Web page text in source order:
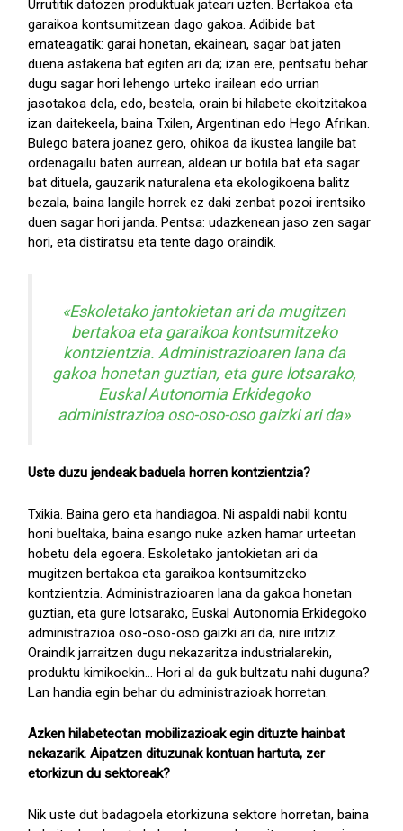
Urrutitik datozen produktuak jateari uzten. Bertakoa eta
garaikoa kontsumitzean dago gakoa. Adibide bat
emateagatik: garai honetan, ekainean, sagar bat jaten
duena astakeria bat egiten ari da; izan ere, pentsatu behar
dugu sagar hori lehengo urteko irailean edo urrian
jasotakoa dela, edo, bestela, orain bi hilabete ekoitzitakoa
izan daitekeela, baina Txilen, Argentinan edo Hego Afrikan.
Bulego batera joanez gero, ohikoa da ikustea langile bat
ordenagailu baten aurrean, aldean ur botila bat eta sagar
bat dituela, gauzarik naturalena eta ekologikoena balitz
bezala, baina langile horrek ez daki zenbat pozoi irentsiko
duen sagar hori janda. Pentsa: udazkenean jaso zen sagar
hori, eta distiratsu eta tente dago oraindik.
«Eskoletako jantokietan ari da mugitzen
bertakoa eta garaikoa kontsumitzeko
kontzientzia. Administrazioaren lana da
gakoa honetan guztian, eta gure lotsarako,
Euskal Autonomia Erkidegoko
administrazioa oso-oso-oso gaizki ari da»
Uste duzu jendeak baduela horren kontzientzia?
Txikia. Baina gero eta handiagoa. Ni aspaldi nabil kontu
honi bueltaka, baina esango nuke azken hamar urteetan
hobetu dela egoera. Eskoletako jantokietan ari da
mugitzen bertakoa eta garaikoa kontsumitzeko
kontzientzia. Administrazioaren lana da gakoa honetan
guztian, eta gure lotsarako, Euskal Autonomia Erkidegoko
administrazioa oso-oso-oso gaizki ari da, nire iritziz.
Oraindik jarraitzen dugu nekazaritza industrialarekin,
produktu kimikoekin... Hori al da guk bultzatu nahi duguna?
Lan handia egin behar du administrazioak horretan.
Azken hilabeteotan mobilizazioak egin dituzte hainbat
nekazarik. Aipatzen dituzunak kontuan hartuta, zer
etorkizun du sektoreak?
Nik uste dut badagoela etorkizuna sektore horretan, baina